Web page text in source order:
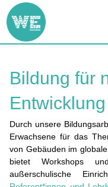
Bildung für
Entwicklung
Durch unsere
Erwachsene für das
von Gebäuden im
bietet Workshops
außerschulische